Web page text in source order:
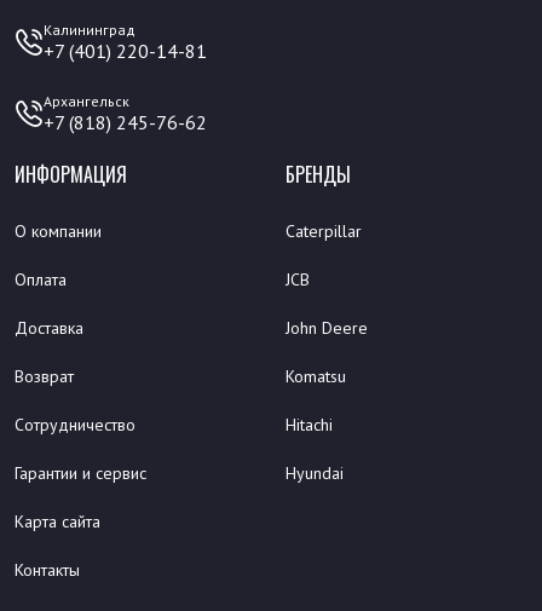
Калининград
+7 (401) 220-14-81
Архангельск
+7 (818) 245-76-62
ИНФОРМАЦИЯ
О компании
Оплата
Доставка
Возврат
Сотрудничество
Гарантии и сервис
Карта сайта
Контакты
БРЕНДЫ
Caterpillar
JCB
John Deere
Komatsu
Hitachi
Hyundai